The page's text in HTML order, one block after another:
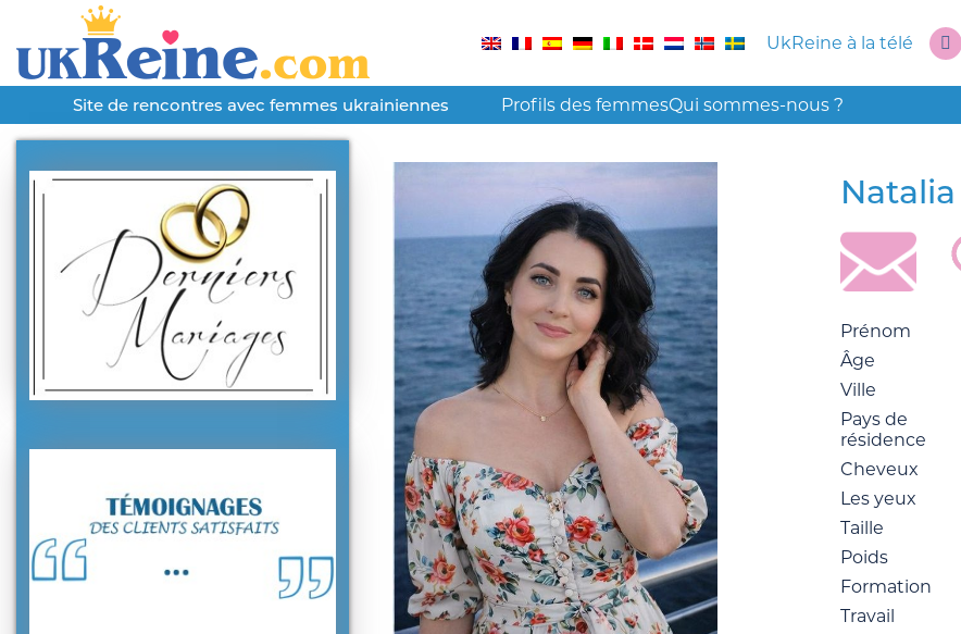
UkReine à la télé
Site de rencontres avec femmes ukrainiennes Profils des femmesQui sommes-nous ?
Natalia
Prénom
Âge
Ville
Pays de
résidence
Cheveux
Les yeux
Taille
Poids
Formation
Travail